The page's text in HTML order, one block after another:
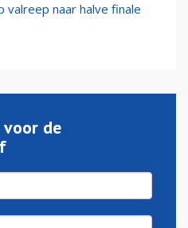
naar halve finale
voor de